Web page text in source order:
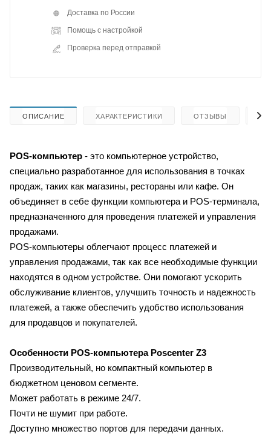
Доставка по России
Помощь с настройкой
Проверка перед отправкой
ОПИСАНИЕ ХАРАКТЕРИСТИКИ ОТЗЫВЫ
POS-компьютер - это компьютерное устройство,
специально разработанное для использования в точках
продаж, таких как магазины, рестораны или кафе. Он
объединяет в себе функции компьютера и POS-терминала,
предназначенного для проведения платежей и управления
продажами.
POS-компьютеры облегчают процесс платежей и
управления продажами, так как все необходимые функции
находятся в одном устройстве. Они помогают ускорить
обслуживание клиентов, улучшить точность и надежность
платежей, а также обеспечить удобство использования
для продавцов и покупателей.
Особенности POS-компьютера Poscenter Z3
Производительный, но компактный компьютер в
бюджетном ценовом сегменте.
Может работать в режиме 24/7.
Почти не шумит при работе.
Доступно множество портов для передачи данных.